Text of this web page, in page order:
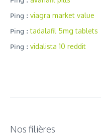
Ping : viagra market value
Ping :tadalafil 5mg tablets
Ping : vidalista 10 reddit
Nos filières